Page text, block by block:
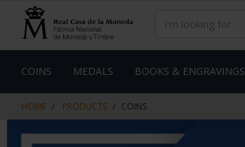
content
navigation
menu
COINS MEDALS BOOKS & ENGRAVINGS
HOME PRODUCTS COINS